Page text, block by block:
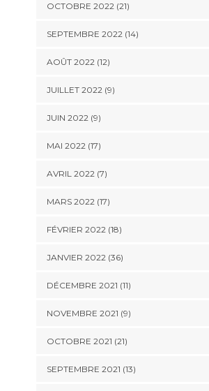
OCTOBRE 2022 (21)
SEPTEMBRE 2022 (14)
AOÛT 2022 (12)
JUILLET 2022 (9)
JUIN 2022 (9)
MAI 2022 (17)
AVRIL 2022 (7)
MARS 2022 (17)
FÉVRIER 2022 (18)
JANVIER 2022 (36)
DÉCEMBRE 2021 (11)
NOVEMBRE 2021 (9)
OCTOBRE 2021 (21)
SEPTEMBRE 2021 (13)